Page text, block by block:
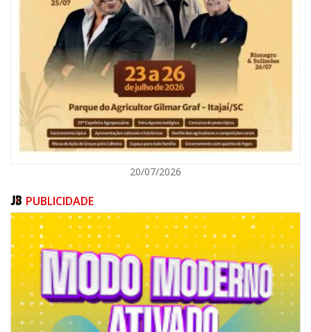
07/08/2026 | 18:03
COLUNA DO PRISCO PARAÍSO: Mídia domesticada, Centrão comprado e
Supremo fazendo jogo sujo
ITAJAÍ
20/07/2026
PUBLICIDADE